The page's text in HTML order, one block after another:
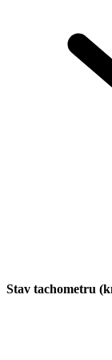
Stav tachometru